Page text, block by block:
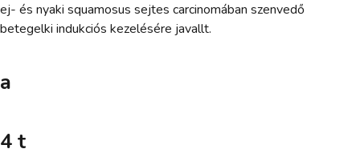
ej- és nyaki squamosus sejtes carcinomában szenvedő
betegelki indukciós kezelésére javallt.
a
4 t